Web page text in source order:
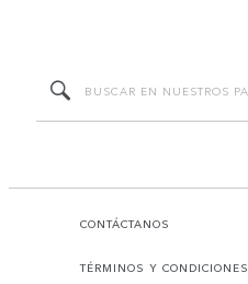
CONTÁCTANOS
TÉRMINOS Y CONDICIONES